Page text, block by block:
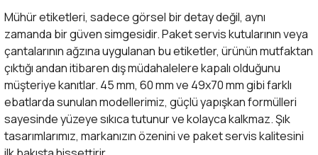
Mühür etiketleri, sadece görsel bir detay değil, aynı
zamanda bir güven simgesidir. Paket servis kutularının veya
çantalarının ağzına uygulanan bu etiketler, ürünün mutfaktan
çıktığı andan itibaren dış müdahalelere kapalı olduğunu
müşteriye kanıtlar. 45 mm, 60 mm ve 49x70 mm gibi farklı
ebatlarda sunulan modellerimiz, güçlü yapışkan formülleri
sayesinde yüzeye sıkıca tutunur ve kolayca kalkmaz. Şık
tasarımlarımız, markanızın özenini ve paket servis kalitesini